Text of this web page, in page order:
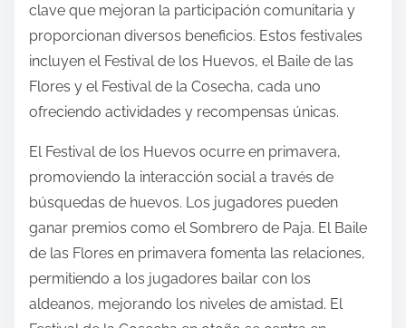
clave que mejoran la participación comunitaria y
proporcionan diversos beneficios. Estos festivales
incluyen el Festival de los Huevos, el Baile de las
Flores y el Festival de la Cosecha, cada uno
ofreciendo actividades y recompensas únicas.
El Festival de los Huevos ocurre en primavera,
promoviendo la interacción social a través de
búsquedas de huevos. Los jugadores pueden
ganar premios como el Sombrero de Paja. El Baile
de las Flores en primavera fomenta las relaciones,
permitiendo a los jugadores bailar con los
aldeanos, mejorando los niveles de amistad. El